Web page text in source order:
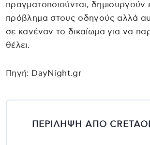
πραγματοποιούνται, δημιουργούν
πρόβλημα στους οδηγούς αλλά
σε κανέναν το δικαίωμα για να
θέλει.
Πηγή: DayNight.gr
ΠΕΡΙΛΗΨΗ ΑΠΟ